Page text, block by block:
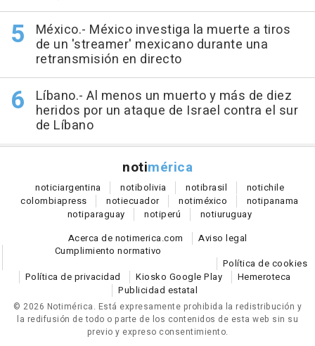
México.- México investiga la muerte a tiros
de un 'streamer' mexicano durante una
retransmisión en directo
Líbano.- Al menos un muerto y más de diez
heridos por un ataque de Israel contra el sur
de Líbano
notimérica
noticiargentina notibolivia notibrasil notichile
colombiapress notiecuador notiméxico notipanama
notiparaguay notiperú notiuruguay
Acerca de notimerica.com
Aviso legal
Cumplimiento normativo
Política de cookies
Política de privacidad
Kiosko Google Play
Hemeroteca
Publicidad estatal
© 2026 Notimérica. Está expresamente prohibida la redistribución y
la redifusión de todo o parte de los contenidos de esta web sin su
previo y expreso consentimiento.